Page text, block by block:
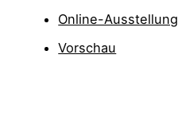
Online-Ausstellung
Vorschau